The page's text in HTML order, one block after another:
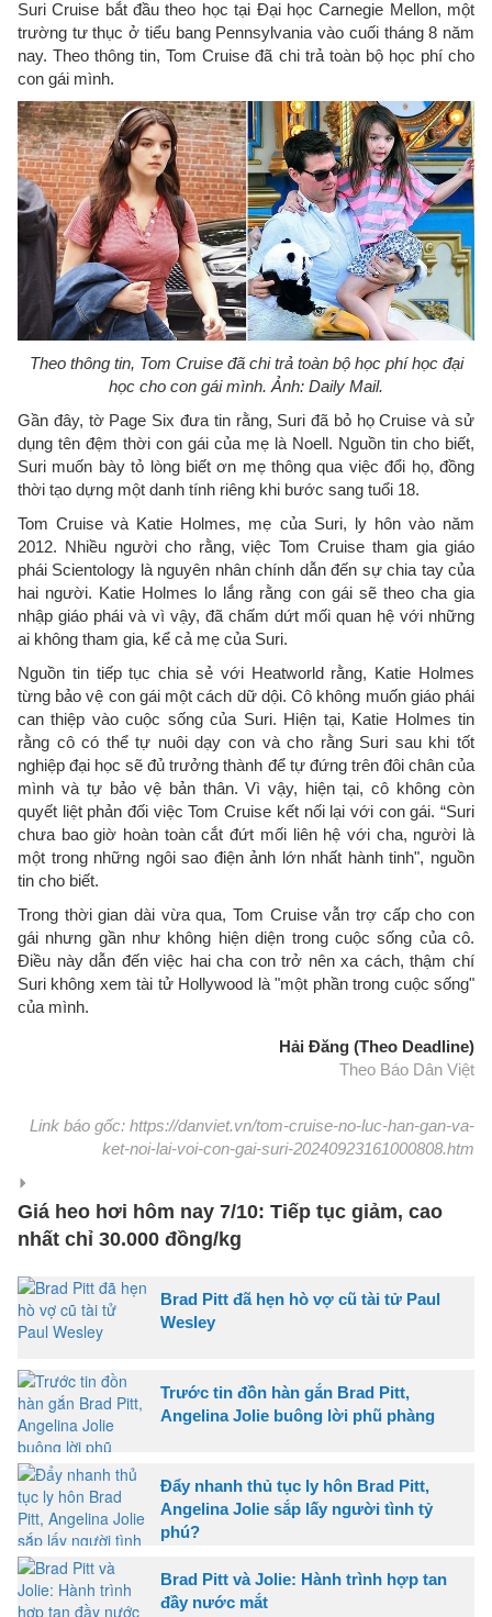
Suri Cruise bắt đầu theo học tại Đại học Carnegie Mellon, một
trường tư thục ở tiểu bang Pennsylvania vào cuối tháng 8 năm
nay. Theo thông tin, Tom Cruise đã chi trả toàn bộ học phí cho
con gái mình.
Theo thông tin, Tom Cruise đã chi trả toàn bộ học phí học đại
học cho con gái mình. Ảnh: Daily Mail.
Gần đây, tờ Page Six đưa tin rằng, Suri đã bỏ họ Cruise và sử
dụng tên đệm thời con gái của mẹ là Noell. Nguồn tin cho biết,
Suri muốn bày tỏ lòng biết ơn mẹ thông qua việc đổi họ, đồng
thời tạo dựng một danh tính riêng khi bước sang tuổi 18.
Tom Cruise và Katie Holmes, mẹ của Suri, ly hôn vào năm
2012. Nhiều người cho rằng, việc Tom Cruise tham gia giáo
phái Scientology là nguyên nhân chính dẫn đến sự chia tay của
hai người. Katie Holmes lo lắng rằng con gái sẽ theo cha gia
nhập giáo phái và vì vậy, đã chấm dứt mối quan hệ với những
ai không tham gia, kể cả mẹ của Suri.
Nguồn tin tiếp tục chia sẻ với Heatworld rằng, Katie Holmes
từng bảo vệ con gái một cách dữ dội. Cô không muốn giáo phái
can thiệp vào cuộc sống của Suri. Hiện tại, Katie Holmes tin
rằng cô có thể tự nuôi dạy con và cho rằng Suri sau khi tốt
nghiệp đại học sẽ đủ trưởng thành để tự đứng trên đôi chân của
mình và tự bảo vệ bản thân. Vì vậy, hiện tại, cô không còn
quyết liệt phản đối việc Tom Cruise kết nối lại với con gái. “Suri
chưa bao giờ hoàn toàn cắt đứt mối liên hệ với cha, người là
một trong những ngôi sao điện ảnh lớn nhất hành tinh", nguồn
tin cho biết.
Trong thời gian dài vừa qua, Tom Cruise vẫn trợ cấp cho con
gái nhưng gần như không hiện diện trong cuộc sống của cô.
Điều này dẫn đến việc hai cha con trở nên xa cách, thậm chí
Suri không xem tài tử Hollywood là "một phần trong cuộc sống"
của mình.
Hải Đăng (Theo Deadline)
Theo Báo Dân Việt
Link báo gốc: https://danviet.vn/tom-cruise-no-luc-han-gan-va-
ket-noi-lai-voi-con-gai-suri-20240923161000808.htm
Giá heo hơi hôm nay 7/10: Tiếp tục giảm, cao
nhất chỉ 30.000 đồng/kg
Brad Pitt đã hẹn hò vợ cũ tài tử Paul
Wesley
Trước tin đồn hàn gắn Brad Pitt,
Angelina Jolie buông lời phũ phàng
Đẩy nhanh thủ tục ly hôn Brad Pitt,
Angelina Jolie sắp lấy người tình tỷ
phú?
Brad Pitt và Jolie: Hành trình hợp tan
đầy nước mắt